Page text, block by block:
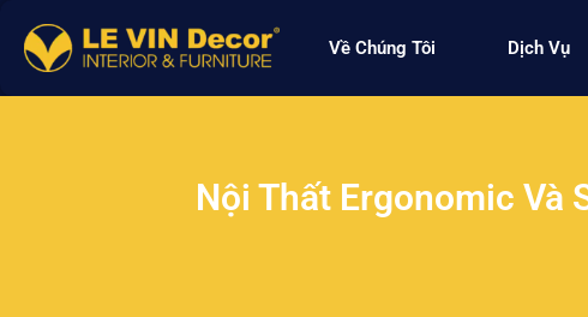
Về Chúng Tôi Dịch Vụ
Nội Thất Ergonomic Và